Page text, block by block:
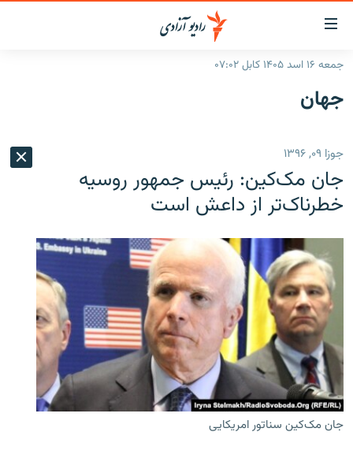
لینک‌های
قابل
دسترسی
به
بازگشت
منوی
اصلی
صفحه
جستجو
گزارش‌ها
شرق میانه
افغانستان
جهان
جدول نشرات
مصاحبه‌ها
مجموعه تصویری
ورزش
بحران مهاجرت
'کووید-۱۹'
تماس
صفحه پشتو
Azadi English
جمعه ۱۶ اسد ۱۴۰۵ کابل ۰۷:۰۲
جهان
جوزا ۰۹, ۱۳۹۶
جان مک‌کین: رئیس جمهور روسیه
خطرناک‌تر از داعش است
جان مک‌کین سناتور امریکایی